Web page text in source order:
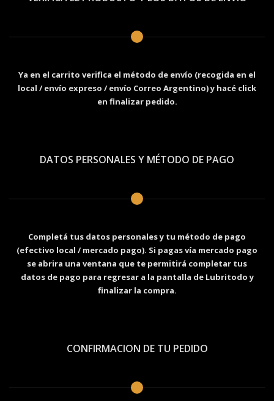
Ya en el carrito verifica el método de envío (recogida en el
local / envío expreso / envío Correo Argentino) y hacé click
en finalizar pedido.
DATOS PERSONALES Y MÉTODO DE PAGO
Completá tus datos personales y tu método de pago
(efectivo local / mercado pago). Si pagas vía mercado pago
se abrira una ventana que te permitirá completar tus
datos de pago para regresar a la pantalla de Lubritodo y
finalizar la compra.
CONFIRMACION DE TU PEDIDO